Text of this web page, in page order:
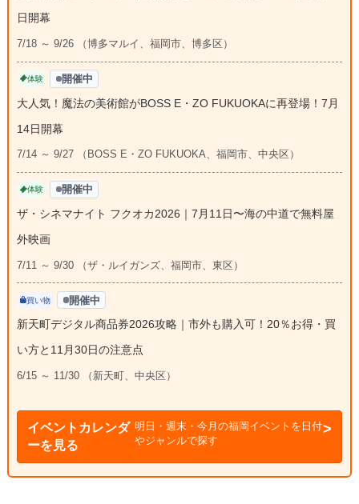
日開幕
7/18 ～ 9/26 （博多マルイ、福岡市、博多区）
体験 開催中
大人気！魔法の美術館がBOSS E・ZO FUKUOKAに再登場！7月
14日開幕
7/14 ～ 9/27 （BOSS E・ZO FUKUOKA、福岡市、中央区）
体験 開催中
ザ・シネマナイト フクオカ2026｜7月11日〜海の中道で無料屋
外映画
7/11 ～ 9/30 （ザ・ルイガンズ、福岡市、東区）
買い物 開催中
新天町デジタル商品券2026攻略｜市外も購入可！20％お得・買
い方と11月30日の注意点
6/15 ～ 11/30 （新天町、中央区）
イベントカレンダ
ーを見る
明日・週末・今月の福岡イベントを日付
やジャンルで探す